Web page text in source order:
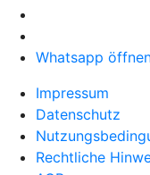
Whatsapp
Impressum
Datenschutz
Rechtliche